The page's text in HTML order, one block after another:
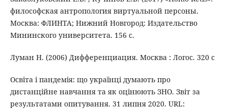
философская антропология виртуальной персоны.
Москва: ФЛИНТА; Нижний Новгород: Издательство
Мининского университета. 156 c.
Луман Н. (2006) Дифференциация. Москва : Логос. 320 с
Освіта і пандемія: що українці думають про
дистанційне навчання та як оцінюють ЗНО. Звіт за
результатами опитування. 31 липня 2020. URL: